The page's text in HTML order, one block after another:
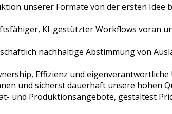
unserer Formate von der ersten Idee
KI-gestützter Workflows voran
nachhaltige Abstimmung von
Effizienz und eigenverantwortliche
und sicherst dauerhaft unsere hohen
und Produktionsangebote, gestaltest